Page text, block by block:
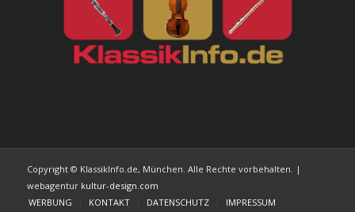
Copyright © KlassikInfo.de, München. Alle Rechte vorbehalten. |
webagentur kultur-design.com
WERBUNG
KONTAKT DATENSCHUTZ IMPRESSUM